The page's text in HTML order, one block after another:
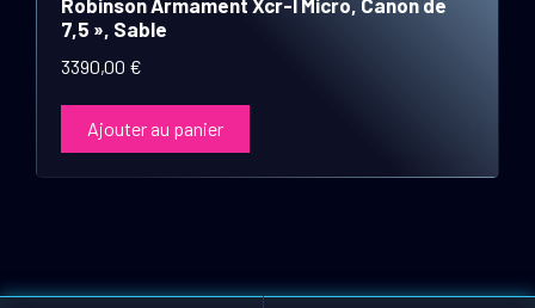
Robinson Armament Xcr-l Micro, Canon de
7,5 », Sable
3390,00 €
Ajouter au panier